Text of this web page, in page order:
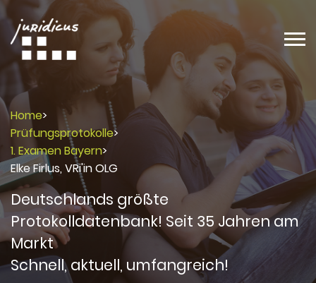
Home>
Prüfungsprotokolle>
1. Examen Bayern>
Elke Firlus, VRi'in OLG
Deutschlands größte
Protokolldatenbank! Seit 35 Jahren am
Markt
Schnell, aktuell, umfangreich!